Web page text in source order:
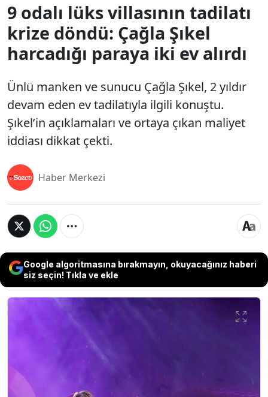
9 odalı lüks villasının tadilatı
krize döndü: Çağla Şıkel
harcadığı paraya iki ev alırdı
Ünlü manken ve sunucu Çağla Şıkel, 2 yıldır
devam eden ev tadilatıyla ilgili konuştu.
Şıkel’in açıklamaları ve ortaya çıkan maliyet
iddiası dikkat çekti.
Haber Merkezi
Google algoritmasına bırakmayın, okuyacağınız haberi
siz seçin! Tıkla ve ekle